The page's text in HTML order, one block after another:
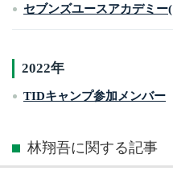
セブンズユースアカデミー
2022年
TIDキャンプ参加メンバー
林翔吾に関する記事